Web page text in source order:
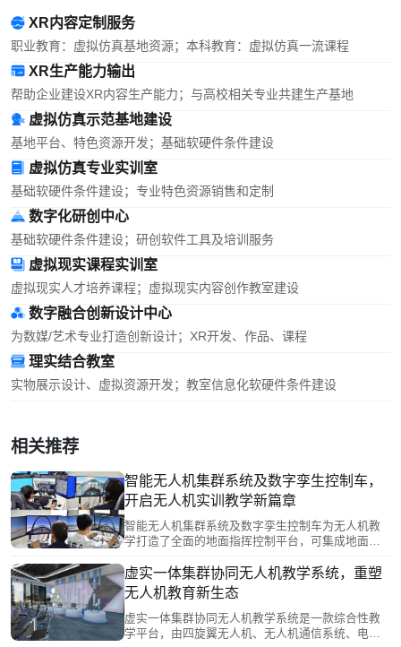
XR内容定制服务
职业教育：虚拟仿真基地资源；本科教育：虚拟仿真一流课程
XR生产能力输出
帮助企业建设XR内容生产能力；与高校相关专业共建生产基地
虚拟仿真示范基地建设
基地平台、特色资源开发；基础软硬件条件建设
虚拟仿真专业实训室
基础软硬件条件建设；专业特色资源销售和定制
数字化研创中心
基础软硬件条件建设；研创软件工具及培训服务
虚拟现实课程实训室
虚拟现实人才培养课程；虚拟现实内容创作教室建设
数字融合创新设计中心
为数媒/艺术专业打造创新设计；XR开发、作品、课程
理实结合教室
实物展示设计、虚拟资源开发；教室信息化软硬件条件建设
相关推荐
智能无人机集群系统及数字孪生控制车，
开启无人机实训教学新篇章
智能无人机集群系统及数字孪生控制车为无人机教
学打造了全面的地面指挥控制平台，可集成地面站
供无人机的实时监控功能，突破了无人机集群和数
字孪生教学的瓶颈。该系统为无人机实训教学提供
了一个稳定、高效、先进的硬件平台，强大的硬件
配置能够满足无人机集群协同和复杂场景任务规划
等高级教学需求，使学生能够在更接近实际应用场
虚实一体集群协同无人机教学系统，重塑
无人机教育新生态
虚实一体集群协同无人机教学系统是一款综合性教
学平台，由四旋翼无人机、无人机通信系统、电子